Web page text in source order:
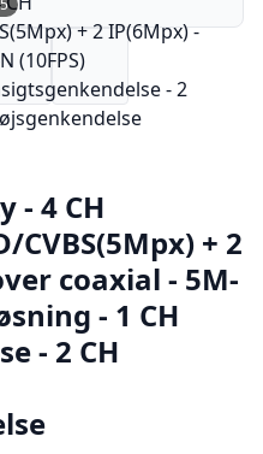
5
- 4 CH
CVBS(5Mpx) + 2
coaxial - 5M-
- 1 CH
- 2 CH